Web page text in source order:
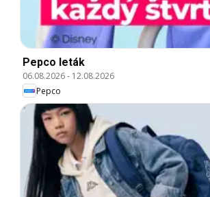
Pepco leták
06.08.2026- 12.08.2026
Pepco